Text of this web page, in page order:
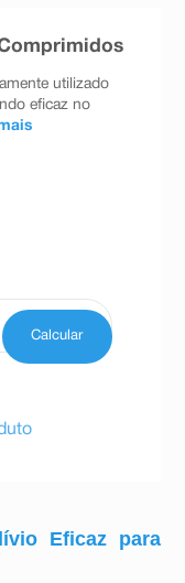
Eficaz para
utilizado
eficaz no